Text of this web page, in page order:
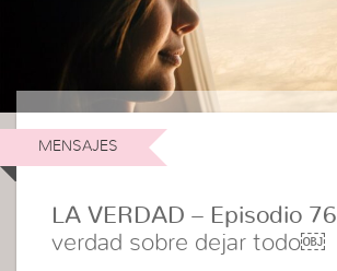
MENSAJES
LA VERDAD – Episodio 76
verdad sobre dejar todo￼